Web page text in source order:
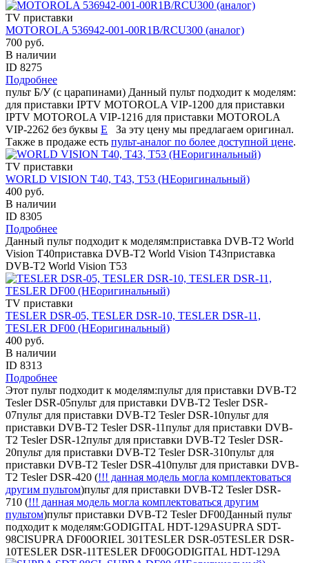
TV приставки
MOTOROLA 536942-001-00R1B/RCU300 (аналог)
700 руб.
В наличии
ID 8275
Подробнее
пульт Б/У (с царапинами) Данный пульт подходит к моделям:
для приставки IPTV MOTOROLA VIP-1200 для приставки
IPTV MOTOROLA VIP-1216 для приставки MOTOROLA
VIP-2262 без буквы E За эту цену мы предлагаем оригинал.
Также в продаже есть пульт-аналог по более доступной цене.
TV приставки
WORLD VISION T40, T43, T53 (НЕоригинальный)
400 руб.
В наличии
ID 8305
Подробнее
Данный пульт подходит к моделям:приставка DVB-T2 World
Vision T40приставка DVB-T2 World Vision T43приставка
DVB-T2 World Vision T53
TV приставки
TESLER DSR-05, TESLER DSR-10, TESLER DSR-11,
TESLER DF00 (НЕоригинальный)
400 руб.
В наличии
ID 8313
Подробнее
Этот пульт подходит к моделям:пульт для приставки DVB-T2
Tesler DSR-05пульт для приставки DVB-T2 Tesler DSR-
07пульт для приставки DVB-T2 Tesler DSR-10пульт для
приставки DVB-T2 Tesler DSR-11пульт для приставки DVB-
T2 Tesler DSR-12пульт для приставки DVB-T2 Tesler DSR-
20пульт для приставки DVB-T2 Tesler DSR-310пульт для
приставки DVB-T2 Tesler DSR-410пульт для приставки DVB-
T2 Tesler DSR-420 (!!! данная модель могла комплектоваться
другим пультом)пульт для приставки DVB-T2 Tesler DSR-
710 (!!! данная модель могла комплектоваться другим
пультом)пульт приставки DVB-T2 Tesler DF00Данный пульт
подходит к моделям:GODIGITAL HDT-129ASUPRA SDT-
98CISUPRA DF00ORIEL 301TESLER DSR-05TESLER DSR-
10TESLER DSR-11TESLER DF00GODIGITAL HDT-129A